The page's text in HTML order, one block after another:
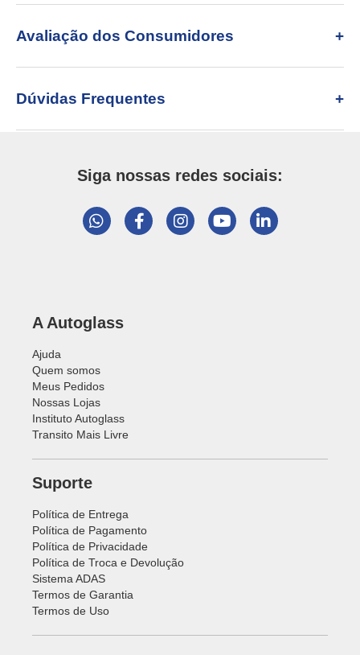
Avaliação dos Consumidores
Dúvidas Frequentes
Siga nossas redes sociais:
A Autoglass
Ajuda
Quem somos
Meus Pedidos
Nossas Lojas
Instituto Autoglass
Transito Mais Livre
Suporte
Política de Entrega
Política de Pagamento
Política de Privacidade
Política de Troca e Devolução
Sistema ADAS
Termos de Garantia
Termos de Uso